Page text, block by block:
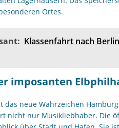
Ortes.
Klassenfahrt nach
imposanten
das neue Wahrzeichen
nicht nur Musikliebhaber. Die